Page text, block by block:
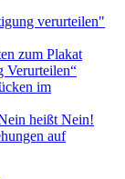
verurteilen"
zum Plakat
Verurteilen“
im
heißt Nein!
auf